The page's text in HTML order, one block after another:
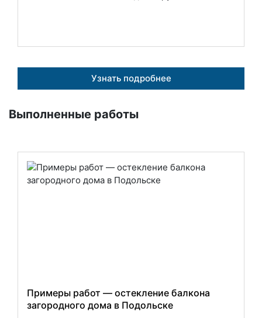
Узнать подробнее
Выполненные работы
Примеры работ — остекление балкона
загородного дома в Подольске